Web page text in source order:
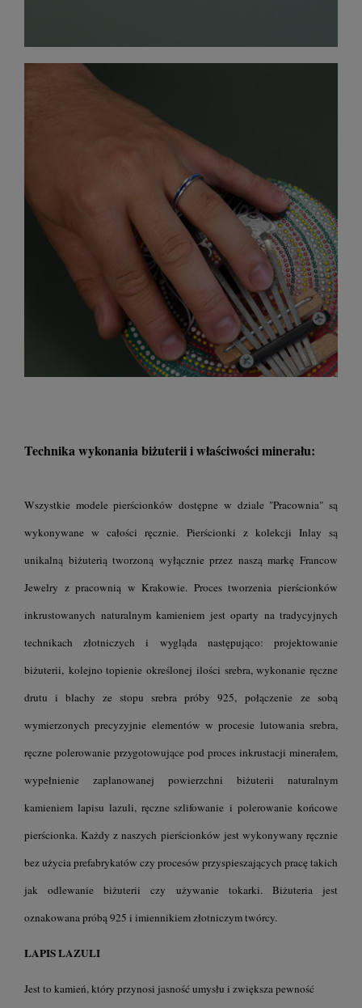
Technika wykonania biżuterii i właściwości minerału:
Wszystkie modele pierścionków dostępne w dziale "Pracownia" są
wykonywane w całości ręcznie. Pierścionki z kolekcji Inlay są
unikalną biżuterią tworzoną wyłącznie przez naszą markę Francow
Jewelry z pracownią w Krakowie. Proces tworzenia pierścionków
inkrustowanych naturalnym kamieniem jest oparty na tradycyjnych
technikach złotniczych i wygląda następująco: projektowanie
biżuterii, kolejno topienie określonej ilości srebra, wykonanie ręczne
drutu i blachy ze stopu srebra próby 925, połączenie ze sobą
wymierzonych precyzyjnie elementów w procesie lutowania srebra,
ręczne polerowanie przygotowujące pod proces inkrustacji minerałem,
wypełnienie zaplanowanej powierzchni biżuterii naturalnym
kamieniem lapisu lazuli, ręczne szlifowanie i polerowanie końcowe
pierścionka. Każdy z naszych pierścionków jest wykonywany ręcznie
bez użycia prefabrykatów czy procesów przyspieszających pracę takich
jak odlewanie biżuterii czy używanie tokarki. Biżuteria jest
oznakowana próbą 925 i imiennikiem złotniczym twórcy.
LAPIS LAZULI
Jest to kamień, który przynosi jasność umysłu i zwiększa pewność